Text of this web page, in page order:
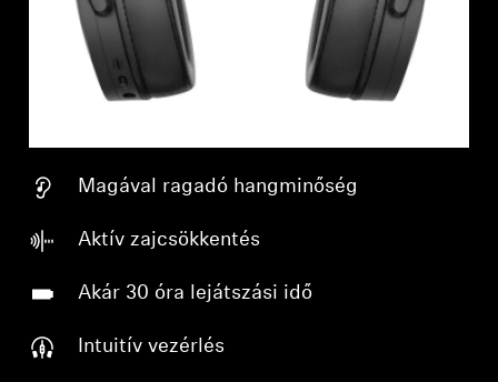
Magával ragadó hangminőség
Aktív zajcsökkentés
Akár 30 óra lejátszási idő
Intuitív vezérlés